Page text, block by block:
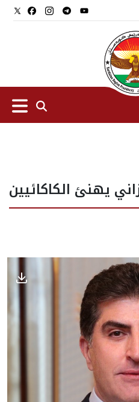
يهنئ الكاكائيين